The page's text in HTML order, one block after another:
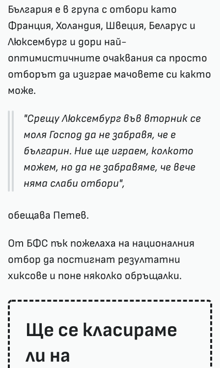
България е в група с отбори като
Франция, Холандия, Швеция, Беларус и
Люксембург и дори най-
оптимистичните очаквания са просто
отборът да изиграе мачовете си както
може.
"Срещу Люксембург във вторник се
моля Господ да не забравя, че е
българин. Ние ще играем, колкото
можем, но да не забравяме, че вече
няма слаби отбори",
обещава Петев.
От БФС пък пожелаха на националния
отбор да постигнат резултатни
хиксове и поне няколко обръщалки.
Ще се класираме
ли на